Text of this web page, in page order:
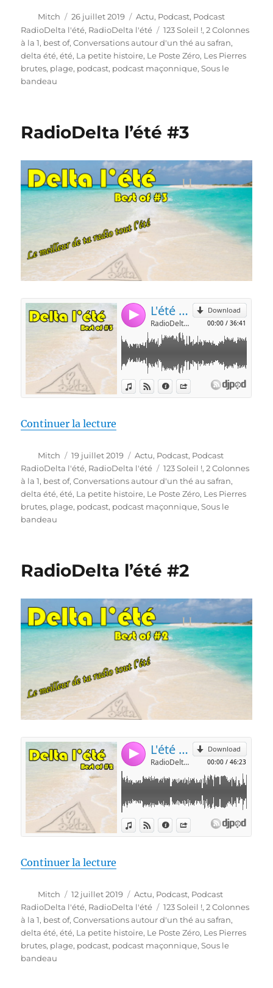
Auteur
Mitch
Publié
le
26 juillet 2019 Catégories
Actu, Podcast, Podcast
RadioDelta l'été, RadioDelta l'été Étiquettes
123 Soleil !,2 Colonnes
à la 1, best of,Conversations autour d'un thé au safran,
delta été,été, La petite histoire, Le Poste Zéro, Les Pierres
brutes, plage, podcast, podcast maçonnique,Sous le
bandeau
RadioDelta l’été #3
Continuer la lecture
Auteur
Mitch
Publié
le
19 juillet 2019 Catégories
Actu, Podcast, Podcast
RadioDelta l'été, RadioDelta l'été Étiquettes
123 Soleil !,2 Colonnes
à la 1, best of,Conversations autour d'un thé au safran,
delta été,été, La petite histoire, Le Poste Zéro, Les Pierres
brutes, plage, podcast, podcast maçonnique,Sous le
bandeau
RadioDelta l’été #2
Continuer la lecture
Auteur
Mitch
Publié
le
12 juillet 2019 Catégories
Actu, Podcast, Podcast
RadioDelta l'été, RadioDelta l'été Étiquettes
123 Soleil !,2 Colonnes
à la 1, best of,Conversations autour d'un thé au safran,
delta été,été, La petite histoire, Le Poste Zéro, Les Pierres
brutes, plage, podcast, podcast maçonnique,Sous le
bandeau